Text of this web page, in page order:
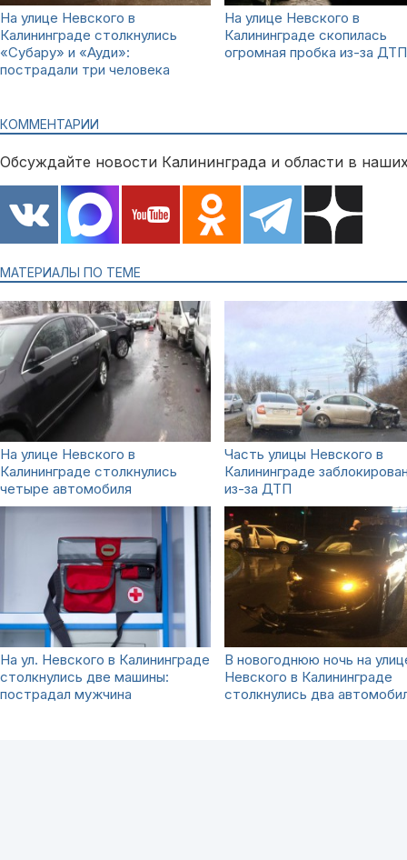
На улице Невского в
Калининграде столкнулись
«Субару» и «Ауди»:
пострадали три человека
На улице Невского в
Калининграде скопилась
огромная пробка из-за ДТП
КОММЕНТАРИИ
Обсуждайте новости Калининграда и области в
МАТЕРИАЛЫ ПО ТЕМЕ
На улице Невского в
Калининграде столкнулись
четыре автомобиля
Часть улицы Невского в
Калининграде
из-за ДТП
На ул. Невского в Калининграде
столкнулись две машины:
пострадал мужчина
В новогоднюю ночь на
Невского в Калининграде
столкнулись два